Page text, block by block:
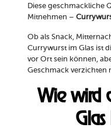
Diese geschmackliche
Mitnehmen –
Ob als Snack,
Currywurst im Glas ist
vor Ort sein können,
Geschmack verzichten
Wie wird
Glas